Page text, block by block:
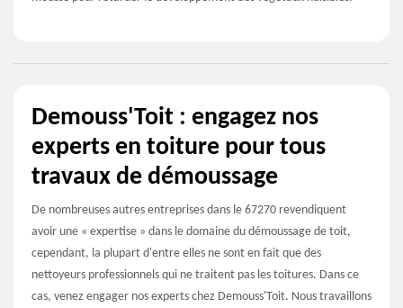
Demouss'Toit : engagez nos
experts en toiture pour tous
travaux de démoussage
De nombreuses autres entreprises dans le 67270 revendiquent
avoir une « expertise » dans le domaine du démoussage de toit,
cependant, la plupart d'entre elles ne sont en fait que des
nettoyeurs professionnels qui ne traitent pas les toitures. Dans ce
cas, venez engager nos experts chez Demouss'Toit. Nous travaillons